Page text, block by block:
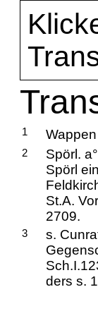
1 Wappen
2
Spörl.
Spörl
St.A.
2709.
3
s.
ders s.